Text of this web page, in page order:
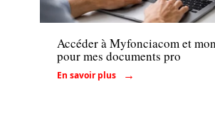
Conseils
Accéder à Myfonciacom et
pour mes documents pro
En savoir plus